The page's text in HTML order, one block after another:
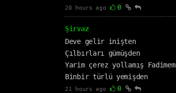
20 hours ago 0
Şirvaz
Deve gelir inişten
Çılbırları gümüşden
Yarim çerez yollamış Fadimem
Binbir türlü yemişden
21 hours ago 0